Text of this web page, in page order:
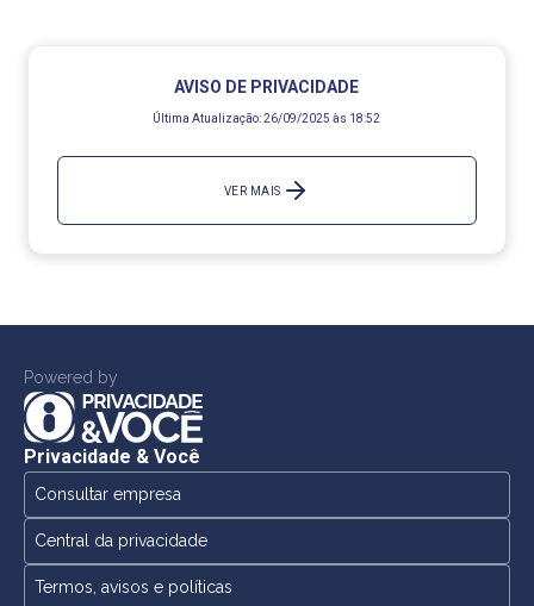
AVISO DE PRIVACIDADE
Última Atualização: 26/09/2025 às 18:52
VER MAIS
Powered by
Privacidade & Você
Consultar empresa
Central da privacidade
Termos, avisos e políticas